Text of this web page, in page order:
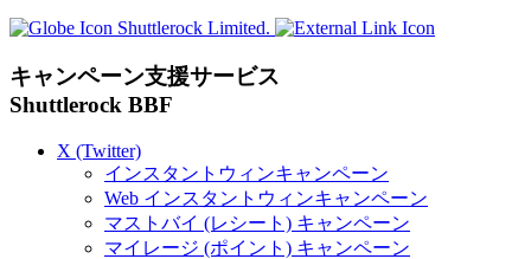
Shuttlerock Limited.
キャンペーン支援サービス
Shuttlerock BBF
X (Twitter)
インスタントウィンキャンペーン
Web インスタントウィンキャンペーン
マストバイ (レシート) キャンペーン
マイレージ (ポイント) キャンペーン